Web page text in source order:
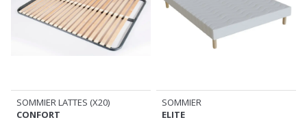
SOMMIER LATTES (X20)
CONFORT
SOMMIER
ELITE